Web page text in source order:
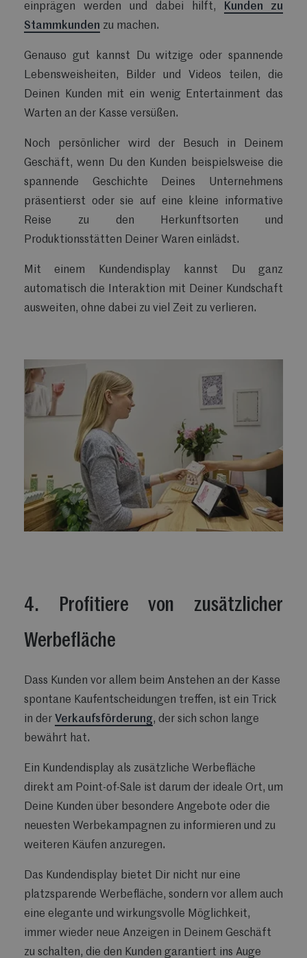
einprägen werden und dabei hilft,
Kunden zu
Stammkunden zu machen.
Genauso gut kannst Du witzige oder spannende
Lebensweisheiten, Bilder und Videos teilen, die
Deinen Kunden mit ein wenig Entertainment das
Warten an der Kasse versüßen.
Noch persönlicher wird der Besuch in Deinem
Geschäft, wenn Du den Kunden beispielsweise die
spannende Geschichte Deines Unternehmens
präsentierst oder sie auf eine kleine informative
Reise zu den Herkunftsorten und
Produktionsstätten Deiner Waren einlädst.
Mit einem Kundendisplay kannst Du ganz
automatisch die Interaktion mit Deiner Kundschaft
ausweiten, ohne dabei zu viel Zeit zu verlieren.
4. Profitiere von zusätzlicher
Werbefläche
Dass Kunden vor allem beim Anstehen an der Kasse
spontane Kaufentscheidungen treffen, ist ein Trick
in der Verkaufsförderung, der sich schon lange
bewährt hat.
Ein Kundendisplay als zusätzliche Werbefläche
direkt am Point-of-Sale ist darum der ideale Ort, um
Deine Kunden über besondere Angebote oder die
neuesten Werbekampagnen zu informieren und zu
weiteren Käufen anzuregen.
Das Kundendisplay bietet Dir nicht nur eine
platzsparende Werbefläche, sondern vor allem auch
eine elegante und wirkungsvolle Möglichkeit,
immer wieder neue Anzeigen in Deinem Geschäft
zu schalten, die den Kunden garantiert ins Auge